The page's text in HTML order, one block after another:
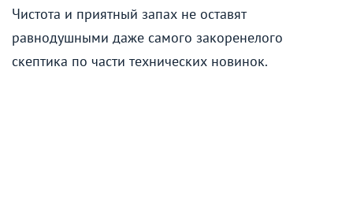
Чистота и приятный запах не оставят
равнодушными даже самого закоренелого
скептика по части технических новинок.